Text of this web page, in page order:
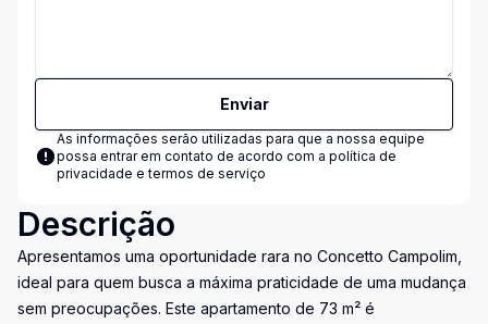
Enviar
As informações serão utilizadas para que a nossa equipe
possa entrar em contato de acordo com a política de
privacidade e termos de serviço
Descrição
Apresentamos uma oportunidade rara no Concetto Campolim,
ideal para quem busca a máxima praticidade de uma mudança
sem preocupações. Este apartamento de 73 m² é